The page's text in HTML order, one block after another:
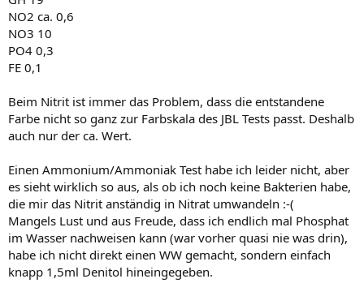
NO2 ca. 0,6
NO3 10
PO4 0,3
FE 0,1
Beim Nitrit ist immer das Problem, dass die entstandene
Farbe nicht so ganz zur Farbskala des JBL Tests passt. Deshalb
auch nur der ca. Wert.
Einen Ammonium/Ammoniak Test habe ich leider nicht, aber
es sieht wirklich so aus, als ob ich noch keine Bakterien habe,
die mir das Nitrit anständig in Nitrat umwandeln :-(
Mangels Lust und aus Freude, dass ich endlich mal Phosphat
im Wasser nachweisen kann (war vorher quasi nie was drin),
habe ich nicht direkt einen WW gemacht, sondern einfach
knapp 1,5ml Denitol hineingegeben.